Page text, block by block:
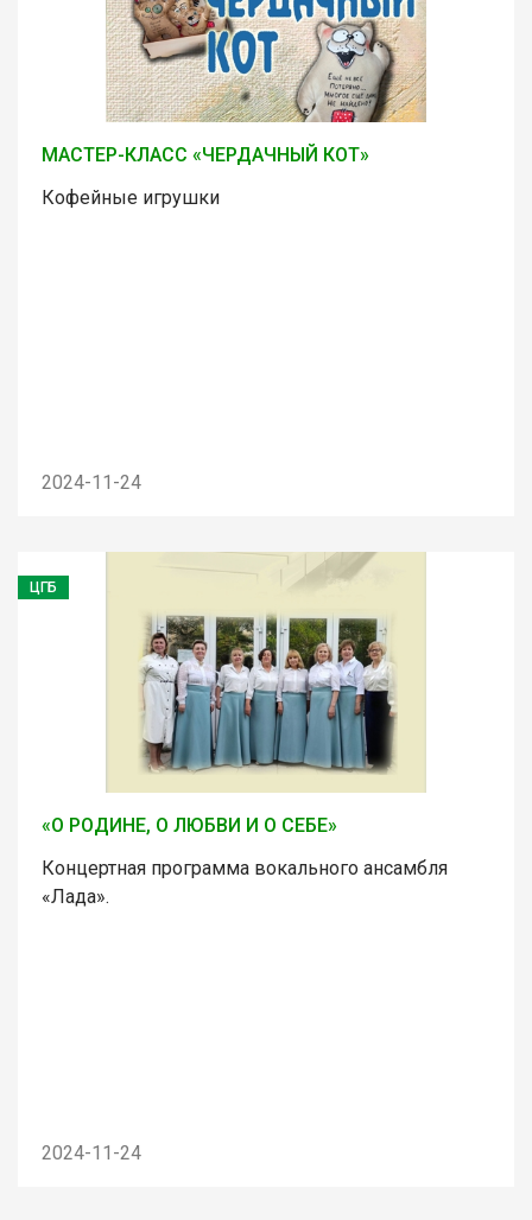
МАСТЕР-КЛАСС «ЧЕРДАЧНЫЙ КОТ»
Кофейные игрушки
2024-11-24
ЦГБ
«О РОДИНЕ, О ЛЮБВИ И О СЕБЕ»
Концертная программа вокального ансамбля
«Лада».
2024-11-24